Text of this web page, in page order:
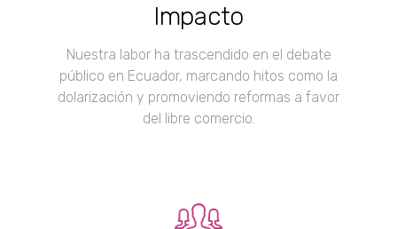
Impacto
Nuestra labor ha trascendido en el debate
público en Ecuador, marcando hitos como la
dolarización y promoviendo reformas a favor
del libre comercio.